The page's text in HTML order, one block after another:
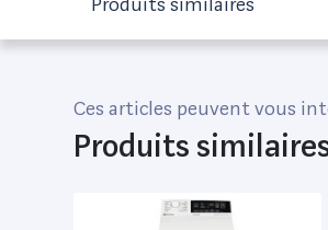
Ces articles peuvent vous
Produits